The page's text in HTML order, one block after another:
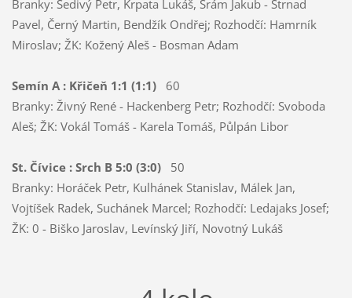
Branky: Šedivý Petr, Krpata Lukáš, Šrám Jakub - Strnad
Pavel, Černý Martin, Bendžík Ondřej; Rozhodčí: Hamrník
Miroslav; ŽK: Kožený Aleš - Bosman Adam
Semín A : Křičeň 1:1 (1:1)60
Branky: Živný René - Hackenberg Petr; Rozhodčí: Svoboda
Aleš; ŽK: Vokál Tomáš - Karela Tomáš, Půlpán Libor
St. Čívice : Srch B 5:0 (3:0)50
Branky: Horáček Petr, Kulhánek Stanislav, Málek Jan,
Vojtíšek Radek, Suchánek Marcel; Rozhodčí: Ledajaks Josef;
ŽK: 0 - Biško Jaroslav, Levínský Jiří, Novotný Lukáš